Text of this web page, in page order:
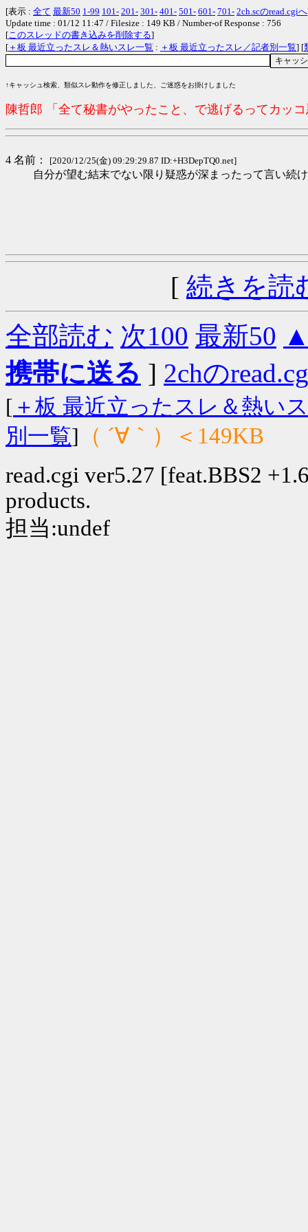
[表示 : 全て 最新50 1-99 101- 201- 301- 401- 501- 601- 701- 2ch.scのread.cgiへ
Update time : 01/12 11:47 / Filesize : 149 KB / Number-of Response : 756
[このスレッドの書き込みを削除する]
[ ＋板 最近立ったスレ＆熱いスレ一覧 : ＋板 最近立ったスレ／記者別一覧] [
↑キャッシュ検索、類似スレ動作を修正しました、ご迷惑をお掛けしました
陳哲郎 「全て秘書がやったこと、で逃げるってカッ
4 名前： [2020/12/25(金) 09:29:29.87 ID:+H3DepTQ0.net]
自分が望む結末でない限り疑惑が深まったって言い続
[ 続きを読
全部読む 次100 最新50
携帯に送る ] 2chの
[ ＋板 最近立ったスレ＆熱い
別一覧] （ ´∀｀）＜149KB
read.cgi ver5.27 [feat.BBS2
products.
担当:undef